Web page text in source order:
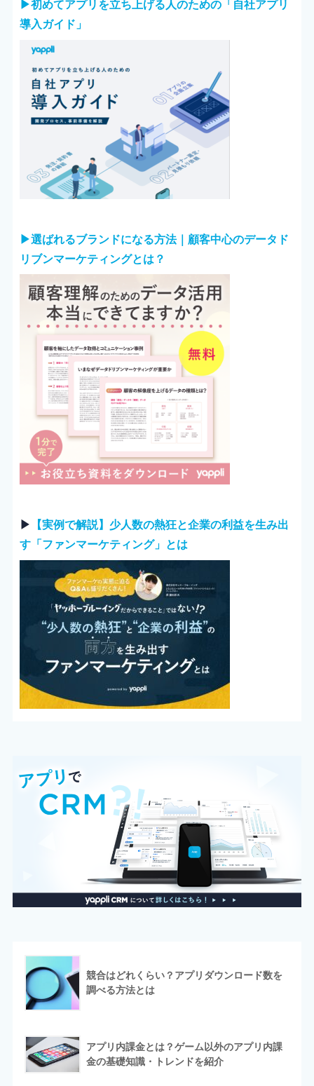
▶︎初めてアプリを立ち上げる人のための「自社アプリ
導入ガイド」
▶︎選ばれるブランドになる方法｜顧客中心のデータド
リブンマーケティングとは？
▶︎
【実例で解説】少人数の熱狂と企業の利益を生み出
す「ファンマーケティング」とは
競合はどれくらい？アプリダウンロード数を
調べる方法とは
アプリ内課金とは？ゲーム以外のアプリ内課
金の基礎知識・トレンドを紹介